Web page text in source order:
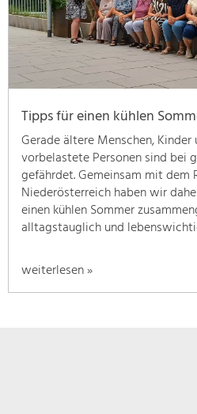
geben
wir
hier
eine
Übersicht
unsere
Für
mehr
einfach
das
schon
Tipps für einen kühlen
Gerade ältere Menschen,
vorbelastete Personen sind bei
gefährdet. Gemeinsam mit dem
Niederösterreich haben wir
einen kühlen Sommer
alltagstauglich und
weiterlesen »